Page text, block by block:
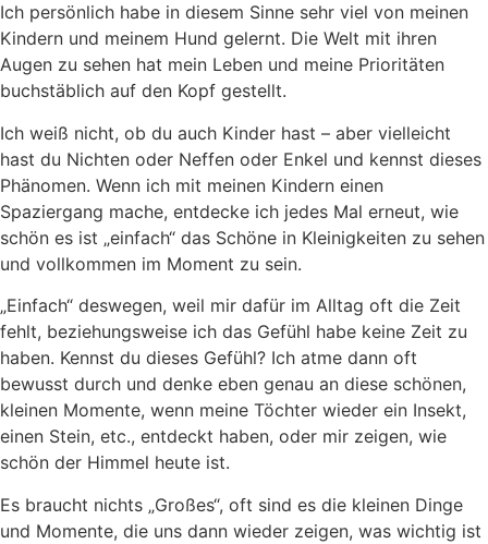
Ich persönlich habe in diesem Sinne sehr viel von meinen
Kindern und meinem Hund gelernt. Die Welt mit ihren
Augen zu sehen hat mein Leben und meine Prioritäten
buchstäblich auf den Kopf gestellt.
Ich weiß nicht, ob du auch Kinder hast – aber vielleicht
hast du Nichten oder Neffen oder Enkel und kennst dieses
Phänomen. Wenn ich mit meinen Kindern einen
Spaziergang mache, entdecke ich jedes Mal erneut, wie
schön es ist „einfach“ das Schöne in Kleinigkeiten zu sehen
und vollkommen im Moment zu sein.
„Einfach“ deswegen, weil mir dafür im Alltag oft die Zeit
fehlt, beziehungsweise ich das Gefühl habe keine Zeit zu
haben. Kennst du dieses Gefühl? Ich atme dann oft
bewusst durch und denke eben genau an diese schönen,
kleinen Momente, wenn meine Töchter wieder ein Insekt,
einen Stein, etc., entdeckt haben, oder mir zeigen, wie
schön der Himmel heute ist.
Es braucht nichts „Großes“, oft sind es die kleinen Dinge
und Momente, die uns dann wieder zeigen, was wichtig ist